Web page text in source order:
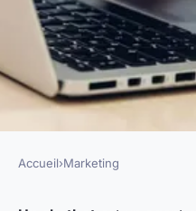
Accueil›Marketing